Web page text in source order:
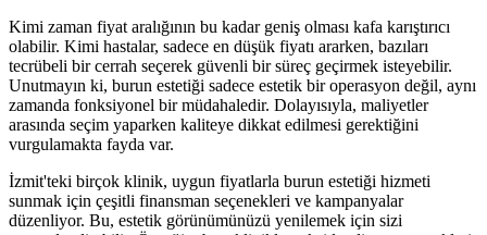
Kimi zaman fiyat aralığının bu kadar geniş olması kafa karıştırıcı
olabilir. Kimi hastalar, sadece en düşük fiyatı ararken, bazıları
tecrübeli bir cerrah seçerek güvenli bir süreç geçirmek isteyebilir.
Unutmayın ki, burun estetiği sadece estetik bir operasyon değil, aynı
zamanda fonksiyonel bir müdahaledir. Dolayısıyla, maliyetler
arasında seçim yaparken kaliteye dikkat edilmesi gerektiğini
vurgulamakta fayda var.
İzmit'teki birçok klinik, uygun fiyatlarla burun estetiği hizmeti
sunmak için çeşitli finansman seçenekleri ve kampanyalar
düzenliyor. Bu, estetik görünümünüzü yenilemek için sizi